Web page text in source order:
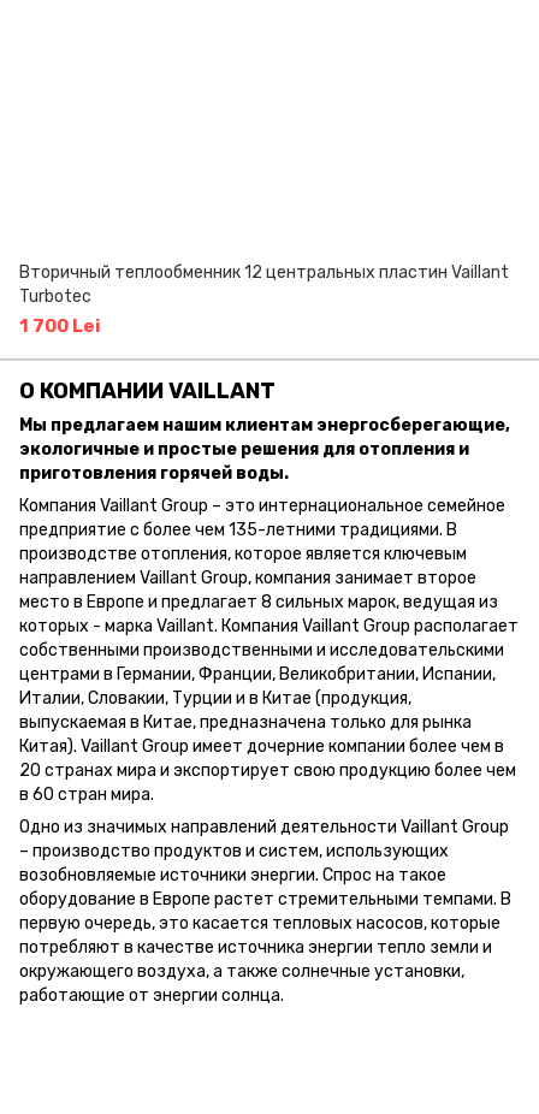
Вторичный теплообменник 12 центральных пластин Vaillant
Turbotec
1 700 Lei
О КОМПАНИИ VAILLANT
Мы предлагаем нашим клиентам энергосберегающие,
экологичные и простые решения для отопления и
приготовления горячей воды.
Компания Vaillant Group – это интернациональное семейное
предприятие с более чем 135-летними традициями. В
производстве отопления, которое является ключевым
направлением Vaillant Group, компания занимает второе
место в Европе и предлагает 8 сильных марок, ведущая из
которых - марка Vaillant. Компания Vaillant Group располагает
собственными производственными и исследовательскими
центрами в Германии, Франции, Великобритании, Испании,
Италии, Словакии, Турции и в Китае (продукция,
выпускаемая в Китае, предназначена только для рынка
Китая). Vaillant Group имеет дочерние компании более чем в
20 странах мира и экспортирует свою продукцию более чем
в 60 стран мира.
Одно из значимых направлений деятельности Vaillant Group
– производство продуктов и систем, использующих
возобновляемые источники энергии. Спрос на такое
оборудование в Европе растет стремительными темпами. В
первую очередь, это касается тепловых насосов, которые
потребляют в качестве источника энергии тепло земли и
окружающего воздуха, а также солнечные установки,
работающие от энергии солнца.